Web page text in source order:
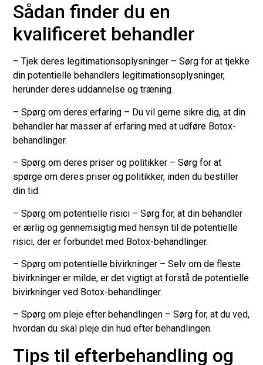
Sådan finder du en
kvalificeret behandler
– Tjek deres legitimationsoplysninger – Sørg for at tjekke
din potentielle behandlers legitimationsoplysninger,
herunder deres uddannelse og træning.
– Spørg om deres erfaring – Du vil gerne sikre dig, at din
behandler har masser af erfaring med at udføre Botox-
behandlinger.
– Spørg om deres priser og politikker – Sørg for at
spørge om deres priser og politikker, inden du bestiller
din tid.
– Spørg om potentielle risici – Sørg for, at din behandler
er ærlig og gennemsigtig med hensyn til de potentielle
risici, der er forbundet med Botox-behandlinger.
– Spørg om potentielle bivirkninger – Selv om de fleste
bivirkninger er milde, er det vigtigt at forstå de potentielle
bivirkninger ved Botox-behandlinger.
– Spørg om pleje efter behandlingen – Sørg for, at du ved,
hvordan du skal pleje din hud efter behandlingen.
Tips til efterbehandling og